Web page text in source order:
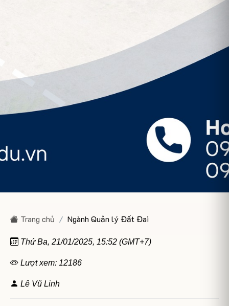
Trang chủ Ngành Quản lý Đất Đai
Thứ Ba, 21/01/2025, 15:52 (GMT+7)
Lượt xem: 12186
Lê Vũ Linh